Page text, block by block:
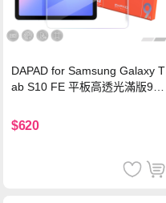
DAPAD for Samsung Galaxy T
ab S10 FE 平板高透光滿版9H
$620